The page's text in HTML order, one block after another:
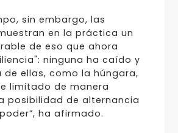
sin embargo, las
en la práctica un
de eso que ahora
ninguna ha caído y
de ellas, como la húngara,
limitado de manera
posibilidad de alternancia
ha afirmado.